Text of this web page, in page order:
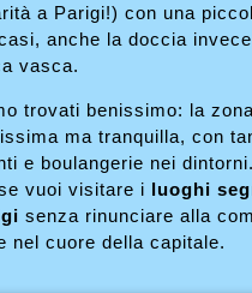
a Parigi!) con una
anche la doccia
vasca.
trovati benissimo: la
ma tranquilla, con
e boulangerie nei
vuoi visitare i luoghi
senza rinunciare alla
nel cuore della capitale.